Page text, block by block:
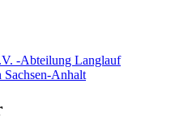
-Abteilung Langlauf
Anhalt